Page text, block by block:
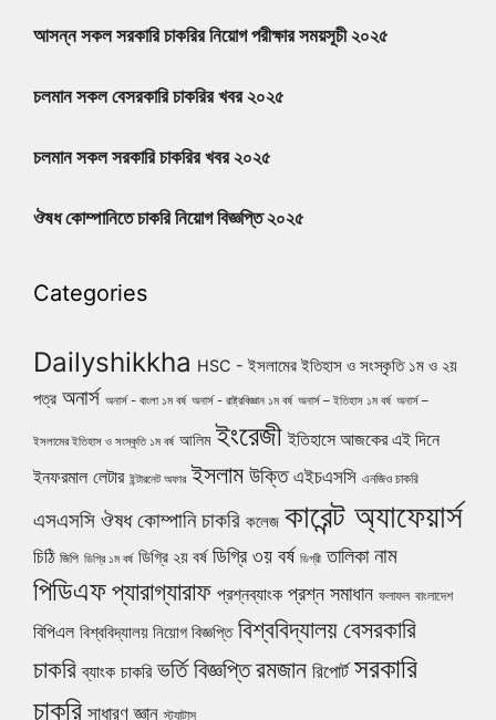
আসন্ন সকল সরকারি চাকরির নিয়োগ পরীক্ষার সময়সূচী ২০২৫
চলমান সকল বেসরকারি চাকরির খবর ২০২৫
চলমান সকল সরকারি চাকরির খবর ২০২৫
ঔষধ কোম্পানিতে চাকরি নিয়োগ বিজ্ঞপ্তি ২০২৫
Categories
Dailyshikkha HSC - ইসলামের ইতিহাস ও সংস্কৃতি ১ম ও ২য়
পত্র অনার্স অনার্স - বাংলা ১ম বর্ষ অনার্স - রাষ্ট্রবিজ্ঞান ১ম বর্ষ অনার্স – ইতিহাস ১ম বর্ষ অনার্স –
ইসলামের ইতিহাস ও সংস্কৃতি ১ম বর্ষ আলিম ইংরেজী ইতিহাসে আজকের এই দিনে
ইনফরমাল লেটার ইন্টারনেট অফার ইসলাম উক্তি এইচএসসি এনজিও চাকরি
এসএসসি ঔষধ কোম্পানি চাকরি কলেজ কারেন্ট অ্যাফেয়ার্স
চিঠি জিপি ডিগ্রি ১ম বর্ষ ডিগ্রি ২য় বর্ষ ডিগ্রি ৩য় বর্ষ ডিগ্রী তালিকা নাম
পিডিএফপ্যারাগ্যারাফ প্রশ্নব্যাংক প্রশ্ন সমাধান ফলাফল বাংলাদেশ
বিপিএল বিশ্ববিদ্যালয় নিয়োগ বিজ্ঞপ্তি বিশ্ববিদ্যালয়বেসরকারি
চাকরি ব্যাংক চাকরি ভর্তি বিজ্ঞপ্তিরমজান রিপোর্ট সরকারি
চাকরি সাধারণ জ্ঞান স্ট্যাটাস